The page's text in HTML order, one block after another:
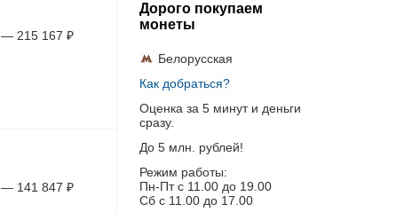
— 215 167 ₽
— 141 847 ₽
Дорого покупаем
монеты
Белорусская
Как добраться?
Оценка за 5 минут и деньги
сразу.
До 5 млн. рублей!
Режим работы:
Пн-Пт c 11.00 до 19.00
Сб с 11.00 до 17.00